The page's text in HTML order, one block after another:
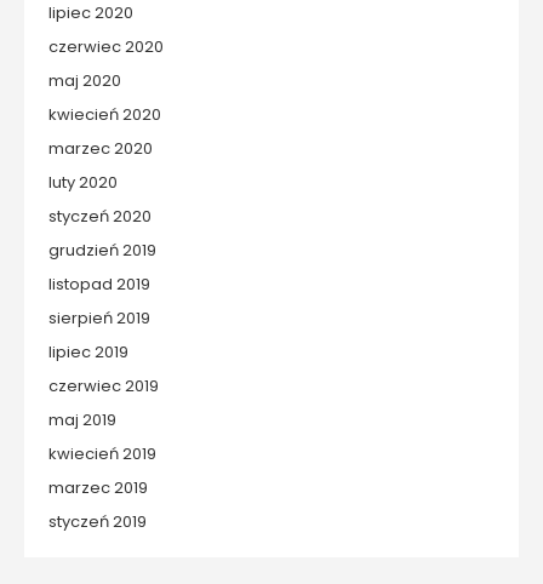
lipiec 2020
czerwiec 2020
maj 2020
kwiecień 2020
marzec 2020
luty 2020
styczeń 2020
grudzień 2019
listopad 2019
sierpień 2019
lipiec 2019
czerwiec 2019
maj 2019
kwiecień 2019
marzec 2019
styczeń 2019